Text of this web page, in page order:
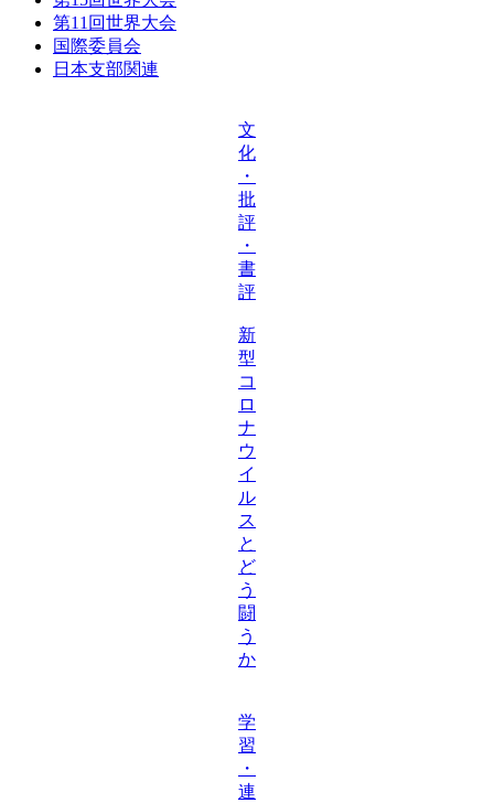
第11回世界大会
国際委員会
日本支部関連
文
化
・
批
評
・
書
評
新
型
コ
ロ
ナ
ウ
イ
ル
ス
と
ど
う
闘
う
か
学
習
・
連